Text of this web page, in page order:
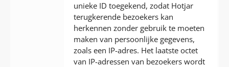
unieke ID toegekend, zodat Hotjar
terugkerende bezoekers kan
herkennen zonder gebruik te moeten
maken van persoonlijke gegevens,
zoals een IP-adres. Het laatste octet
van IP-adressen van bezoekers wordt